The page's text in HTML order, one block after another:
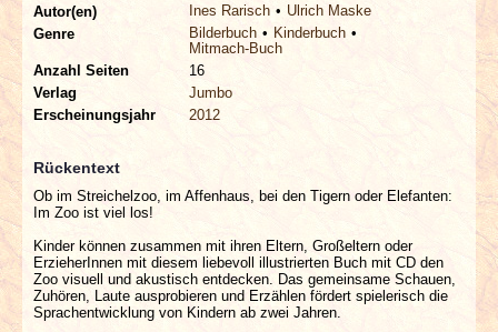
LINKS
ARCHIV
Autor(en) Ines Rarisch
Ulrich Maske
Genre
Bilderbuch
Kinderbuch
Mitmach-Buch
Anzahl Seiten
16
Verlag
Jumbo
Erscheinungsjahr
2012
Rückentext
Ob im Streichelzoo, im Affenhaus, bei den Tigern oder Elefanten:
Im Zoo ist viel los!
Kinder können zusammen mit ihren Eltern, Großeltern oder
ErzieherInnen mit diesem liebevoll illustrierten Buch mit CD den
Zoo visuell und akustisch entdecken. Das gemeinsame Schauen,
Zuhören, Laute ausprobieren und Erzählen fördert spielerisch die
Sprachentwicklung von Kindern ab zwei Jahren.